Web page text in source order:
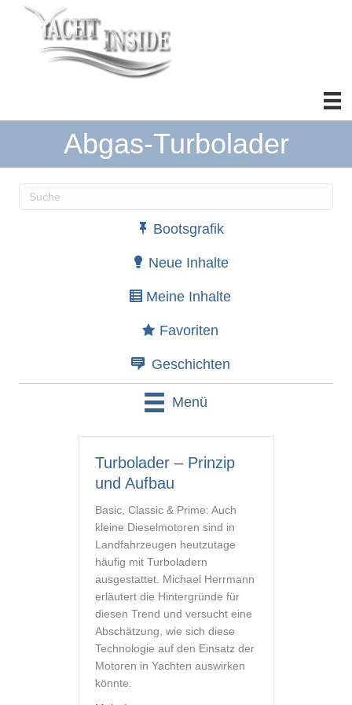
Abgas-Turbolader
Wenn die Ergebnisse der automatischen
Bootsgrafik
Neue Inhalte
Meine Inhalte
Favoriten
Geschichten
Menü
Turbolader – Prinzip
und Aufbau
Basic, Classic & Prime: Auch
kleine Dieselmotoren sind in
Landfahrzeugen heutzutage
häufig mit Turboladern
ausgestattet. Michael Herrmann
erläutert die Hintergründe für
diesen Trend und versucht eine
Abschätzung, wie sich diese
Technologie auf den Einsatz der
Motoren in Yachten auswirken
könnte.